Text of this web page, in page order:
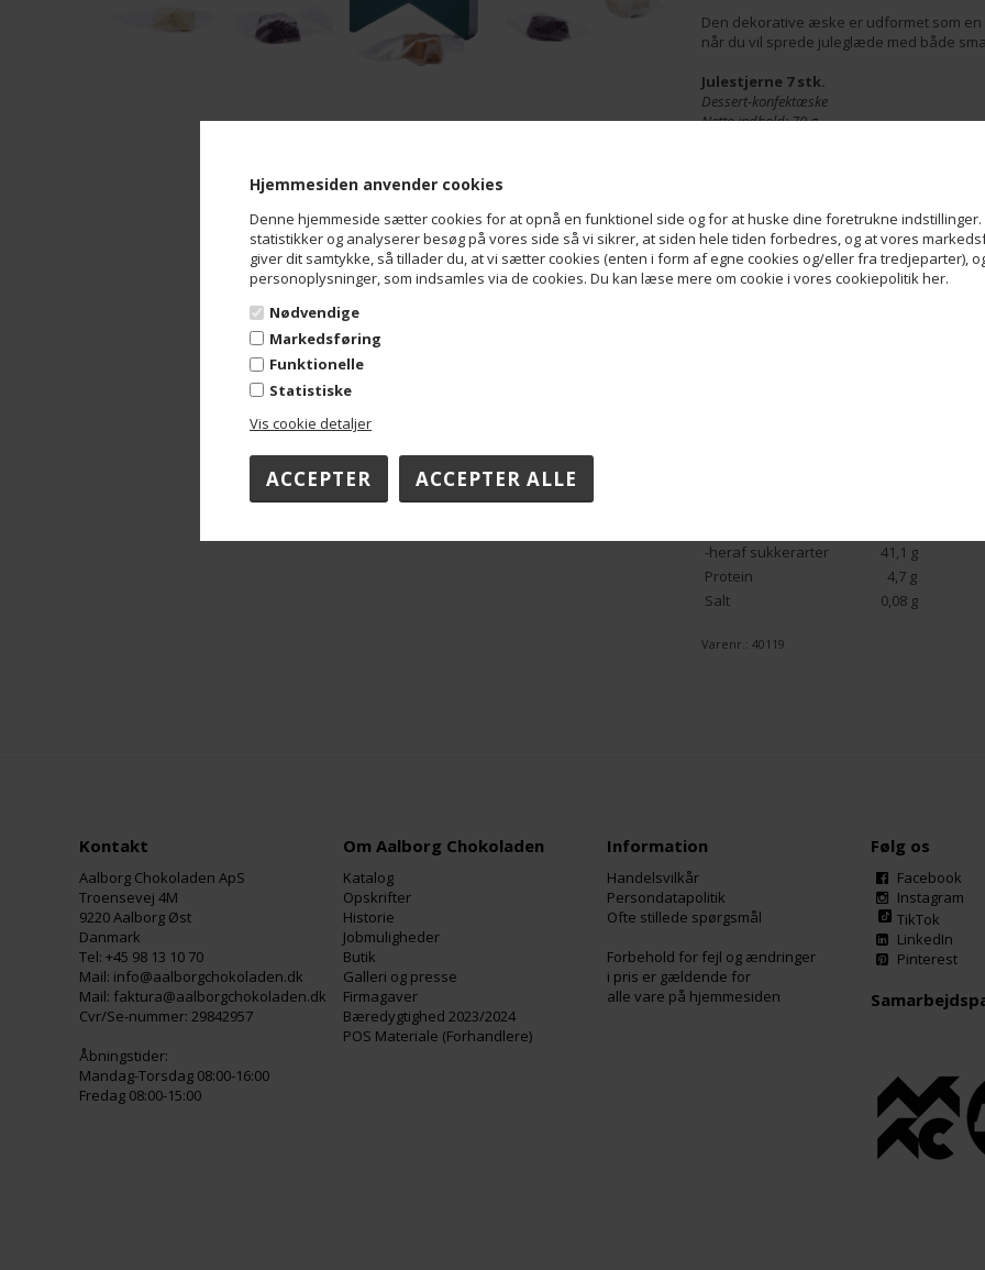
Hjemmesiden anvender cookies
Denne hjemmeside sætter cookies for at opnå en funktionel side og for at huske dine foretrukne
statistikker og analyserer besøg på vores side så vi sikrer, at siden hele tiden forbedres, og at vores
giver dit samtykke, så tillader du, at vi sætter cookies (enten i form af egne cookies og/eller fra tredjeparter),
personoplysninger, som indsamles via de cookies. Du kan læse mere om cookie i vores cookiepolitik her.
Nødvendige
Markedsføring
Funktionelle
Statistiske
Vis cookie detaljer
Den dekorative æske er udformet som
når du vil sprede juleglæde med både
Julestjerne 7 stk.
Dessert-konfektæske
Netto indhold: 70 g.
(blåbærlikør, vodka, rom),Hasselnødder,
kokosfedt, Vandfritmælkefedt,
karamelliseret sukkersirup,
Lakridspulver, Kakaopulver, Økologisk
Fortykningsmiddel (E440, E464),
-heraf sukkerarter
41,1 g
Protein
4,7 g
Salt
0,08 g
Varenr.: 40119
Kontakt
Aalborg Chokoladen ApS
Troensevej 4M
9220 Aalborg Øst
Danmark
Tel: +45 98 13 10 70
Mail: info@aalborgchokoladen.dk
Mail: faktura@aalborgchokoladen.dk
Cvr/Se-nummer: 29842957
Åbningstider:
Mandag-Torsdag 08:00-16:00
Fredag 08:00-15:00
Om Aalborg Chokoladen
Katalog
Opskrifter
Historie
Jobmuligheder
Butik
Galleri og presse
Firmagaver
Bæredygtighed 2023/2024
POS Materiale (Forhandlere)
Information
Handelsvilkår
Persondatapolitik
Ofte stillede spørgsmål
Forbehold for fejl og ændringer
i pris er gældende for
alle vare på hjemmesiden
Følg os
Facebook
Instagram
TikTok
LinkedIn
Pinterest